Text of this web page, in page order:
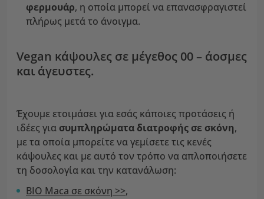
φερμουάρ, η οποία μπορεί να επανασφραγιστεί
πλήρως μετά το άνοιγμα.
Vegan κάψουλες σε μέγεθος 00 – άοσμες
και άγευστες.
Έχουμε ετοιμάσει για εσάς κάποιες προτάσεις ή
ιδέες για συμπληρώματα διατροφής σε σκόνη,
με τα οποία μπορείτε να γεμίσετε τις κενές
κάψουλες και με αυτό τον τρόπο να απλοποιήσετε
τη δοσολογία και την κατανάλωση:
ΒΙΟ Maca σε σκόνη >>,